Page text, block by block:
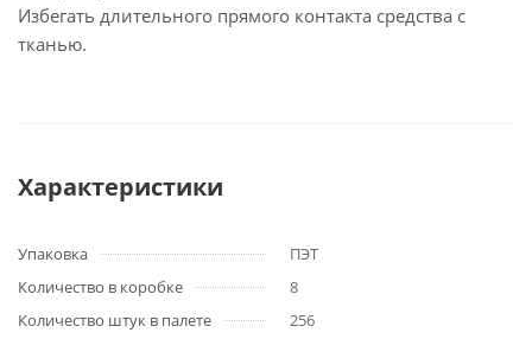
Избегать длительного прямого контакта средства с
тканью.
Характеристики
Упаковка
ПЭТ
Количество в коробке
8
Количество штук в палете
256